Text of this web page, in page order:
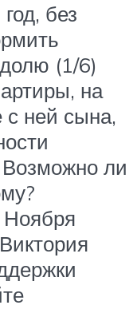
без
(1/6)
на
ней сына,
ли
Ноября